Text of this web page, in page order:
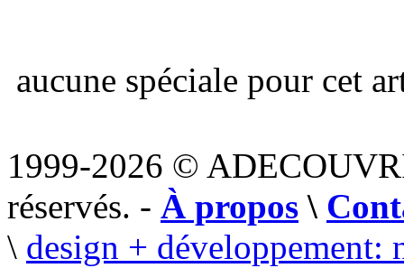
aucune spéciale pour cet
1999-2026 ©
réservés. - À propos \
\ design + développement: